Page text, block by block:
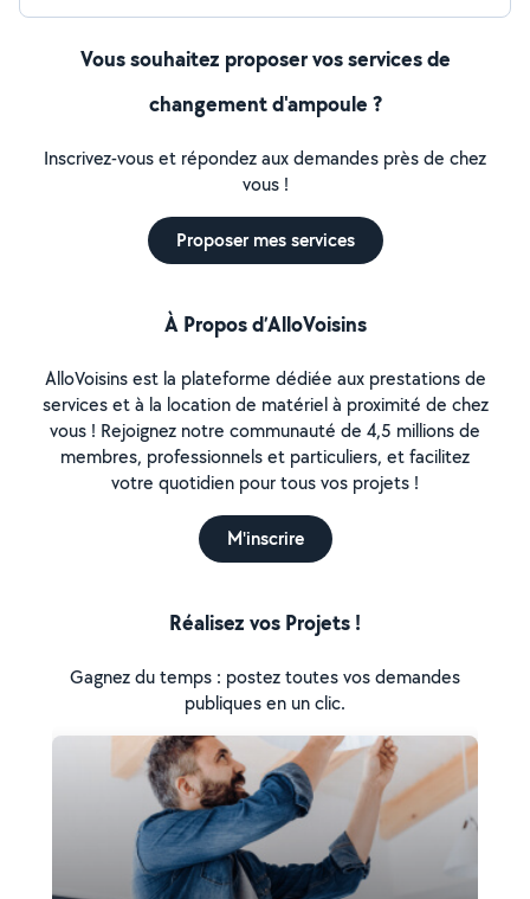
Vous souhaitez proposer vos services de
changement d'ampoule ?
Inscrivez-vous et répondez aux demandes près de chez
vous !
Proposer mes services
À Propos d’AlloVoisins
AlloVoisins est la plateforme dédiée aux prestations de
services et à la location de matériel à proximité de chez
vous ! Rejoignez notre communauté de 4,5 millions de
membres, professionnels et particuliers, et facilitez
votre quotidien pour tous vos projets !
M'inscrire
Réalisez vos Projets !
Gagnez du temps : postez toutes vos demandes
publiques en un clic.